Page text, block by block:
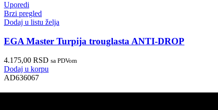
Uporedi
Brzi pregled
Dodaj u listu želja
EGA Master Turpija trouglasta ANTI-DROP
4.175,00 RSD sa PDVom
Dodaj u korpu
AD636067